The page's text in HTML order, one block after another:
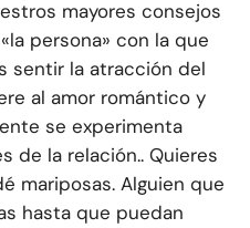
mayores consejos
persona» con la que
sentir la atracción del
al amor romántico y
se experimenta
de la relación.. Quieres
mariposas. Alguien que
hasta que puedan